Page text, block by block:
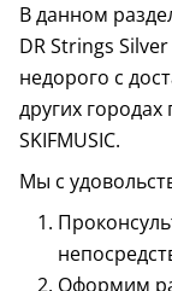
В данном
DR Strings
недорого с
других
SKIFMUSIC.
Мы с
Оформим